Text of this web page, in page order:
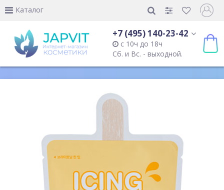
Каталог
+7 (495) 140-23-42
с 10ч до 18ч
Сб. и Вс. - выходной.